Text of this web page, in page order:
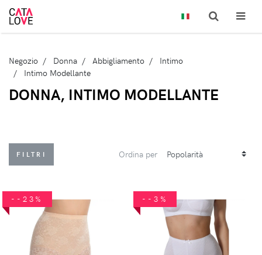
Negozio Donna Abbigliamento
Intimo
Intimo Modellante
DONNA, INTIMO MODELLANTE
FILTRI Ordina per
--23% --3%